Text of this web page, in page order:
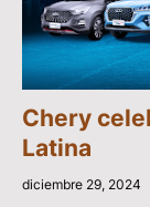
Chery
Latina
diciembre 29, 2024